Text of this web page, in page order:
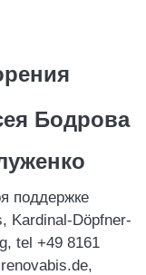
Бодрова
поддержке
Kardinal-Döpfner-
tel +49 8161